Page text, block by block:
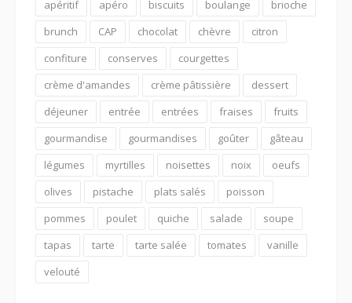
apéritif apéro biscuits boulange
brioche
brunch
CAP chocolat chèvre
citron
confiture
conserves
courgettes
crème d'amandes
crème pâtissière
dessert
déjeuner
entrée entrées fraises
fruits
gourmandise
gourmandises goûter
gâteau
légumes
myrtilles noisettes noix
oeufs
olives
pistache plats salés
poisson
pommes
poulet quiche salade
soupe
tapas
tarte tarte salée tomates
vanille
velouté